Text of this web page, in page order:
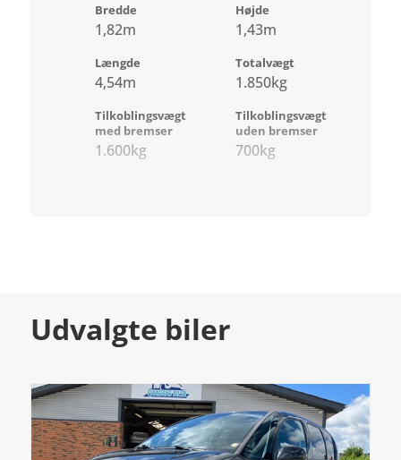
Bredde
1,82m
Højde
1,43m
Længde
4,54m
Totalvægt
1.850kg
Tilkoblingsvægt
med bremser
1.600kg
Tilkoblingsvægt
uden bremser
700kg
Udvalgte biler